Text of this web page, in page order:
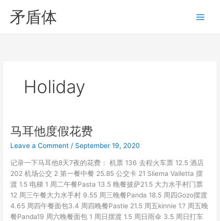
content
矛盾体
Holiday
马耳他度假花费
Leave a Comment / September 19, 2020
记录一下马耳他8天7夜的花费： 机票 136 去程火车票 12.5 酒店
202 机场公交 2 第一餐中餐 25.85 公交卡 21 Sliema Valletta 摆
渡 1.5 电梯 1 周二午餐Pasta 13.5 晚餐披萨21.5 大力水手村门票
12 周三午餐大力水手村 9.55 周三晚餐Panda 18.5 周四Gozo摆渡
4.65 周四午餐面包3.4 周四晚餐Pastie 21.5 周五kinnie 1.? 周五晚
餐Panda19 周六晚餐面包 1 周日摆渡 1.5 周日雨伞 3.5 周日打车